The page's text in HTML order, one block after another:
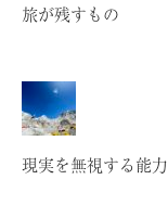
旅が残すもの
現実を無視する能力